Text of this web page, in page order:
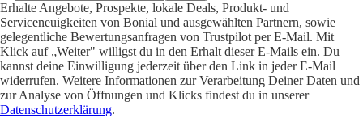
Erhalte Angebote, Prospekte, lokale Deals, Produkt- und
Serviceneuigkeiten von Bonial und ausgewählten Partnern, sowie
gelegentliche Bewertungsanfragen von Trustpilot per E-Mail. Mit
Klick auf „Weiter" willigst du in den Erhalt dieser E-Mails ein. Du
kannst deine Einwilligung jederzeit über den Link in jeder E-Mail
widerrufen. Weitere Informationen zur Verarbeitung Deiner Daten und
zur Analyse von Öffnungen und Klicks findest du in unserer
Datenschutzerklärung.